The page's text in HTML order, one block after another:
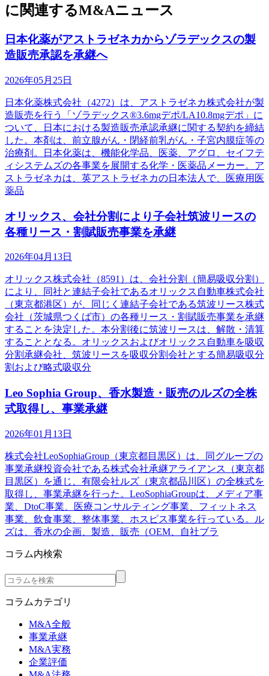
に関連するM&Aニュース
日本化薬がアストラゼネカからゾラデックスの製
造販売承認を承継へ
2026年05月25日
日本化薬株式会社（4272）は、アストラゼネカ株式会社が製
造販売を行う「ゾラデックス®3.6mgデポ/LA10.8mgデポ」に
ついて、日本における製造販売承認承継に関する契約を締結
した。本剤は、前立腺がん・閉経前乳がん・子宮内膜症等の
治療剤。日本化薬は、機能化学品、医薬、アグロ、セイフテ
ィシステムズの各事業を展開する化学・医薬品メーカー。ア
ストラゼネカは、英アストラゼネカの日本法人で、医療用医
薬品
オリックス、会社分割により子会社筑波リースの
各種リース・割賦販売事業を承継
2026年04月13日
オリックス株式会社（8591）は、会社分割（簡易吸収分割）
により、同社と連結子会社であるオリックス自動車株式会社
（東京都港区）が、同じく連結子会社である筑波リース株式
会社（茨城県つくば市）の各種リース・割賦販売事業を承継
することを決定した。本分割後に筑波リースは、解散・清算
することとなる。オリックスおよびオリックス自動車を吸収
分割承継会社、筑波リースを吸収分割会社とする簡易吸収分
割および略式吸収分
Leo Sophia Group、香水製造・販売のルズの全株
式取得し、事業承継
2026年01月13日
株式会社LeoSophiaGroup（東京都目黒区）は、同グループの
事業承継投資会社である株式会社承継アライアンス（東京都
目黒区）を通じ、有限会社ルズ（東京都品川区）の全株式を
取得し、事業承継を行った。LeoSophiaGroupは、メディア事
業、DtoC事業、医療コンサルティング事業、フィットネス
事業、飲食事業、整体事業、ホスピス事業を行っている。ル
ズは、香水の企画、製造、販売（OEM、自社ブラ
コラム内検索
コラムカテゴリ
M&A全般
事業承継
M&A実務
企業評価